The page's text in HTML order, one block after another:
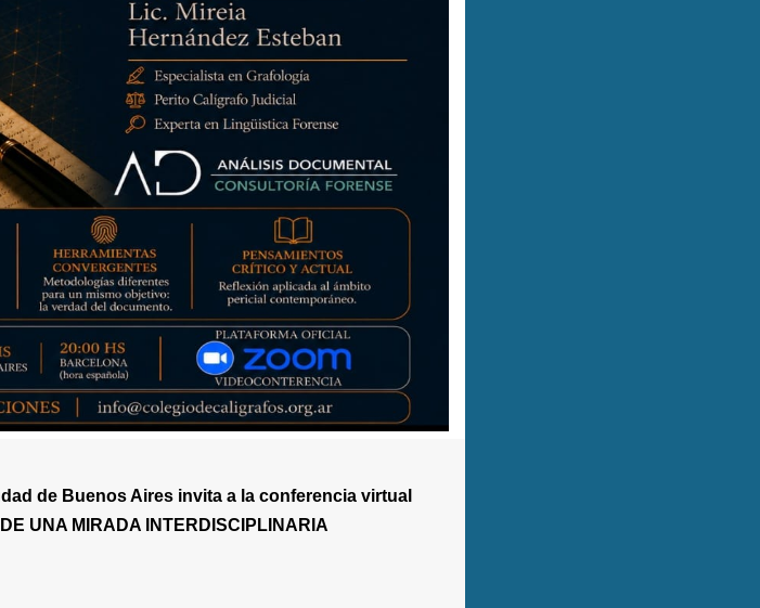
de Buenos Aires invita a la conferencia virtual
UNA MIRADA INTERDISCIPLINARIA